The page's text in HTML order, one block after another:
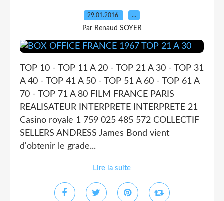
29.01.2016 …
Par Renaud SOYER
TOP 10 - TOP 11 A 20 - TOP 21 A 30 - TOP 31
A 40 - TOP 41 A 50 - TOP 51 A 60 - TOP 61 A
70 - TOP 71 A 80 FILM FRANCE PARIS
REALISATEUR INTERPRETE INTERPRETE 21
Casino royale 1 759 025 485 572 COLLECTIF
SELLERS ANDRESS James Bond vient
d'obtenir le grade...
Lire la suite